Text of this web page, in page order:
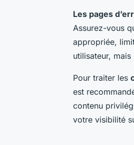
Les pages
Assurez-vous
appropriée,
utilisateur,
Pour traiter les
est
contenu
votre visibilité